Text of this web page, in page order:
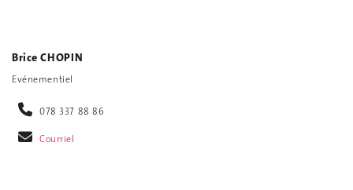
Brice CHOPIN
Evénementiel
078 337 88 86
Courriel